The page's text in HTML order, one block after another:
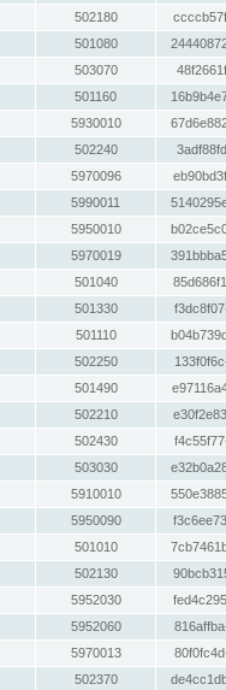
502180
501080
503070
501160
5930010
502240
5970096
5990011
5950010
5970019
501040
501330
501110
502250
501490
502210
502430
503030
5910010
5950090
501010
502130
5952030
5952060
5970013
502370